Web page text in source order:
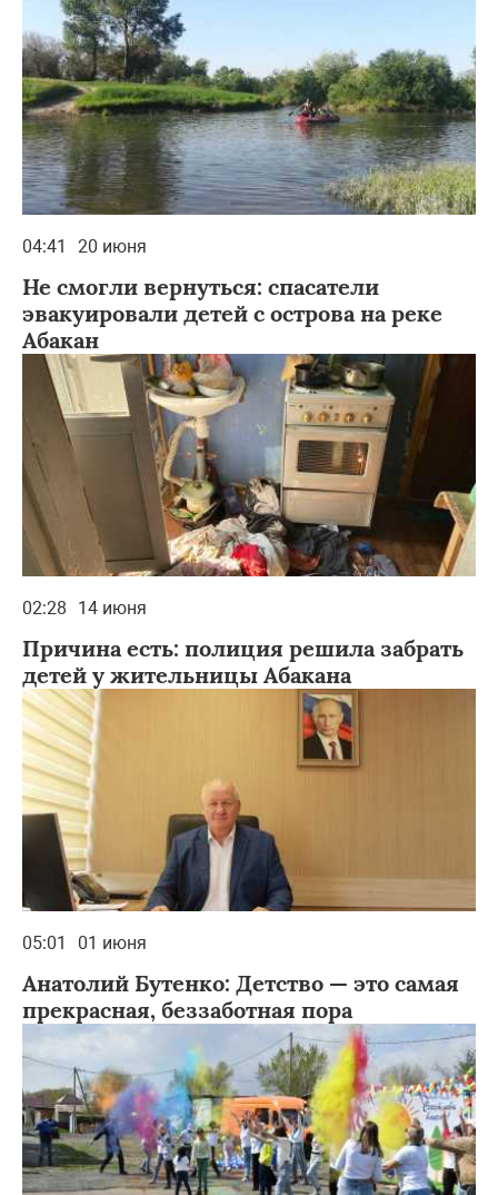
04:41 20 июня
Не смогли вернуться: спасатели
эвакуировали детей с острова на реке
Абакан
02:28 14 июня
Причина есть: полиция решила забрать
детей у жительницы Абакана
05:01 01 июня
Анатолий Бутенко: Детство — это самая
прекрасная, беззаботная пора